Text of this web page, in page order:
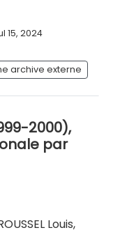
15, 2024
archive externe
2000),
par
Louis,